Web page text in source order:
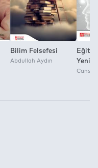
Bilim Felsefesi
Abdullah Aydın
Yeni
Zekâ
Cansu